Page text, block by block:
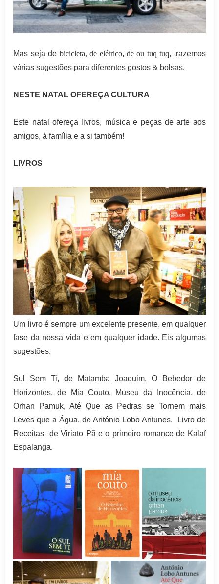
Mas seja de bicicleta,de elétrico, de ou tuq tuq, trazemos
várias sugestões para diferentes gostos & bolsas.
NESTE NATAL OFEREÇA CULTURA
Este natal ofereça livros, música e peças de arte aos
amigos, à família e a si também!
LIVROS
Um livro é sempre um excelente presente, em qualquer
fase da nossa vida e em qualquer idade. Eis algumas
sugestões:
Sul Sem Ti, de Matamba Joaquim, O Bebedor de
Horizontes, de Mia Couto,
Museu da Inocência, de
Orhan Pamuk, Até Que as Pedras se Tornem mais
Leves que a Água, de António Lobo Antunes, Livro de
Receitas de Viriato Pã e o primeiro romance de Kalaf
Espalanga.